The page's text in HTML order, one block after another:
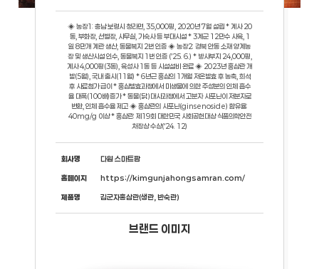
◈ 농장1: 충남 보령시 청라면, 35,000평, 2020년 7월 설립 * 계사 20
동, 부화장, 선별장, 사무실, 기숙사 등 부대시설 * 3계군 12만수 사육, 1
일 8만개 계란 생산, 동물복지 2번 인증 ◈ 농장2: 경북 안동 소재 양계농
장 및 생산시설 인수, 동물복지 1번 인증 (’25. 6.) * 방사부지 24,000평,
계사 4,000평(3동), 육성사 1동 등 시설설비 완료 ◈ 2023년 홍삼란 개
발(5월), 국내 출시(11월) * 6년근 홍삼의 1개월 저온발효 후 농축, 희석
후 사료첨가 급이 * 홍삼발효과정에서 미생물에 의한 주성분의 인체 흡수
율 대폭(100배)증가 * 동물(닭.)대사과정에서 고분자 사포닌이 저분자로
변환, 인체 흡수율 제고 ◈ 홍삼란의 사포닌(ginsenoside) 함유율:
40mg/g 이상 * 홍삼란: 제19회 대한민국 사회공헌대상 식품의학안전
처장상 수상(‘24. 12)
회사명 다원 스마트팜
홈페이지 https://kimgunjahongsamran.com/
제품명 김군자홍삼란(생란, 반숙란)
브랜드 이미지